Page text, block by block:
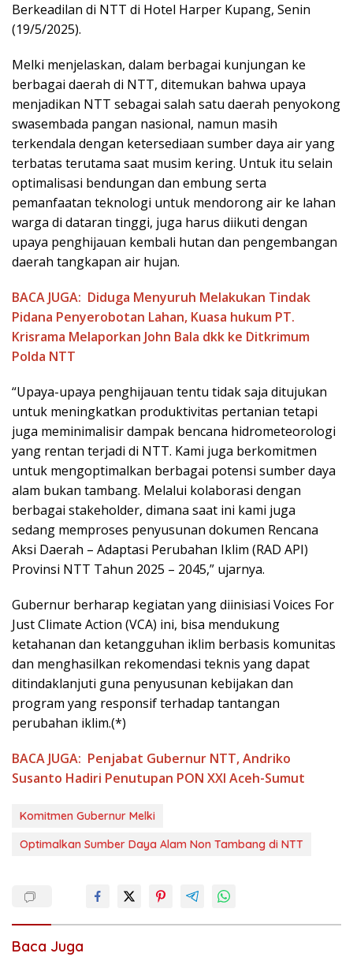
Berkeadilan di NTT di Hotel Harper Kupang, Senin
(19/5/2025).
Melki menjelaskan, dalam berbagai kunjungan ke
berbagai daerah di NTT, ditemukan bahwa upaya
menjadikan NTT sebagai salah satu daerah penyokong
swasembada pangan nasional, namun masih
terkendala dengan ketersediaan sumber daya air yang
terbatas terutama saat musim kering. Untuk itu selain
optimalisasi bendungan dan embung serta
pemanfaatan teknologi untuk mendorong air ke lahan
warga di dataran tinggi, juga harus diikuti dengan
upaya penghijauan kembali hutan dan pengembangan
daerah tangkapan air hujan.
BACA JUGA: Diduga Menyuruh Melakukan Tindak
Pidana Penyerobotan Lahan, Kuasa hukum PT.
Krisrama Melaporkan John Bala dkk ke Ditkrimum
Polda NTT
“Upaya-upaya penghijauan tentu tidak saja ditujukan
untuk meningkatkan produktivitas pertanian tetapi
juga meminimalisir dampak bencana hidrometeorologi
yang rentan terjadi di NTT. Kami juga berkomitmen
untuk mengoptimalkan berbagai potensi sumber daya
alam bukan tambang. Melalui kolaborasi dengan
berbagai stakeholder, dimana saat ini kami juga
sedang memproses penyusunan dokumen Rencana
Aksi Daerah – Adaptasi Perubahan Iklim (RAD API)
Provinsi NTT Tahun 2025 – 2045,” ujarnya.
Gubernur berharap kegiatan yang diinisiasi Voices For
Just Climate Action (VCA) ini, bisa mendukung
ketahanan dan ketangguhan iklim berbasis komunitas
dan menghasilkan rekomendasi teknis yang dapat
ditindaklanjuti guna penyusunan kebijakan dan
program yang responsif terhadap tantangan
perubahan iklim.(*)
BACA JUGA: Penjabat Gubernur NTT, Andriko
Susanto Hadiri Penutupan PON XXI Aceh-Sumut
Komitmen Gubernur Melki
Optimalkan Sumber Daya Alam Non Tambang di NTT
Baca Juga